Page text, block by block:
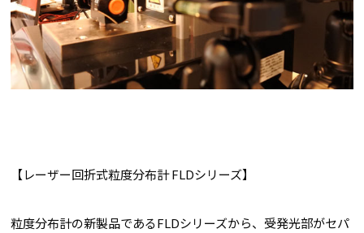
【レーザー回折式粒度分布計 FLDシリーズ】
粒度分布計の新製品であるFLDシリーズから、受発光部がセパ